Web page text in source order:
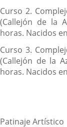
Curso 2.
(Callejón de la
horas. Nacidos
Curso 3.
(Callejón de la
horas. Nacidos
Patinaje Artístico